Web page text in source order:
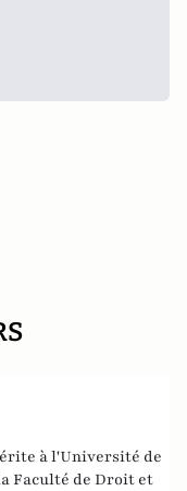
à l'Université de
Faculté de Droit et